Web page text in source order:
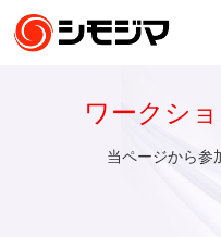
ワークシ
当ページから参